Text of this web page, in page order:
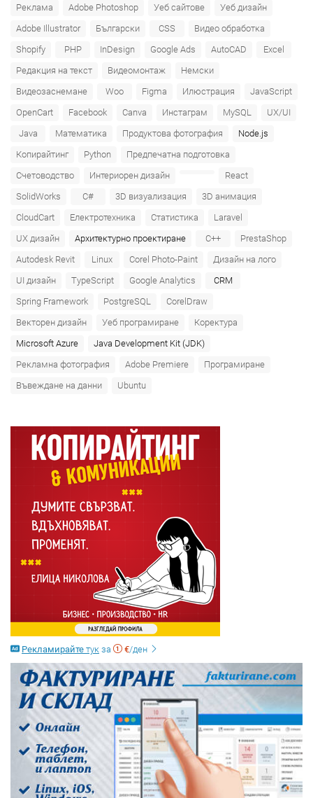
Реклама
Adobe Photoshop Уеб сайтове
Уеб дизайн
Adobe Illustrator
Български CSS
Видео обработка
Shopify
PHP InDesign Google Ads AutoCAD
Excel
Редакция на текст
Видеомонтаж
Немски
Видеозаснемане
Woo Figma Илюстрация
JavaScript
OpenCart
Facebook Canva Инстаграм MySQL
UX/UI
Java
Математика Продуктова фотография
Node.js
Копирайтинг
Python
Предпечатна подготовка
Счетоводство
Интериорен дизайн
React
SolidWorks
C# 3D визуализация
3D анимация
CloudCart
Електротехника Статистика
Laravel
UX дизайн
Архитектурно проектиране C++
PrestaShop
Autodesk Revit
Linux Corel Photo-Paint
Дизайн на лого
UI дизайн
TypeScript Google Analytics
CRM
Spring Framework
PostgreSQL
CorelDraw
Векторен дизайн
Уеб програмиране
Коректура
Microsoft Azure‎
Java Development Kit (JDK)
Рекламна фотография
Adobe Premiere
Програмиране
Въвеждане на данни
Ubuntu
Рекламирайте тук за €/ден